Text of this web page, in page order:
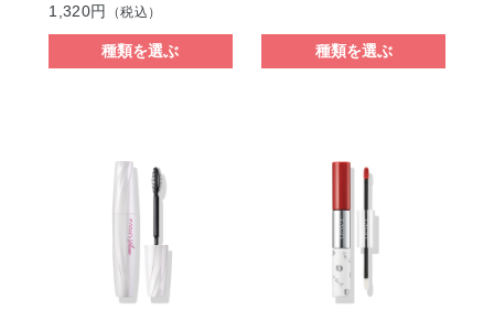
1,320円 （税込）
種類を選ぶ 種類を選ぶ